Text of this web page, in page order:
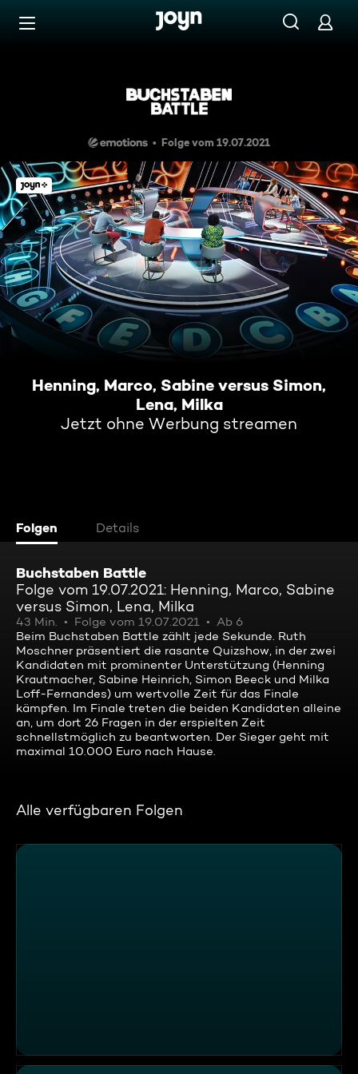
Zum Inhalt springen
Henning, Marco, Sabine
Folge vom 19.07.2021
Henning, Marco, Sabine versus Simon,
Lena, Milka
Jetzt ohne Werbung streamen
Folgen Details
Buchstaben Battle
Folge vom 19.07.2021: Henning, Marco, Sabine
versus Simon, Lena, Milka
43 Min. Folge vom 19.07.2021
Ab 6
Beim Buchstaben Battle zählt jede Sekunde. Ruth
Moschner präsentiert die rasante Quizshow, in der zwei
Kandidaten mit prominenter Unterstützung (Henning
Krautmacher, Sabine Heinrich, Simon Beeck und Milka
Loff-Fernandes) um wertvolle Zeit für das Finale
kämpfen. Im Finale treten die beiden Kandidaten alleine
an, um dort 26 Fragen in der erspielten Zeit
schnellstmöglich zu beantworten. Der Sieger geht mit
maximal 10.000 Euro nach Hause.
Alle verfügbaren Folgen
Bürger Lars, Naoual, Johanna versus Larissa, Nils, Davis